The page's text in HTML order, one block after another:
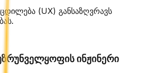
(UX) განსაზღვრავს
ინჟინერი